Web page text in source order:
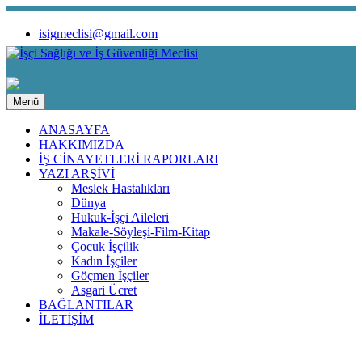
isigmeclisi@gmail.com
Menü
ANASAYFA
HAKKIMIZDA
İŞ CİNAYETLERİ RAPORLARI
YAZI ARŞİVİ
Meslek Hastalıkları
Dünya
Hukuk-İşçi Aileleri
Makale-Söyleşi-Film-Kitap
Çocuk İşçilik
Kadın İşçiler
Göçmen İşçiler
Asgari Ücret
BAĞLANTILAR
İLETİŞİM